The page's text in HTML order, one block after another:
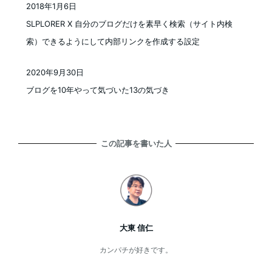
SLPLORER X 自分のブログだけを素早く検索（サイト内検
索）できるようにして内部リンクを作成する設定
2018年1月6日
ブログを10年やって気づいた13の気づき
2020年9月30日
この記事を書いた人
大東 信仁
カンパチが好きです。